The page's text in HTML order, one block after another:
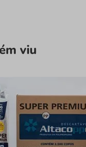
corporativos
garantindo
Detalhes que
viu